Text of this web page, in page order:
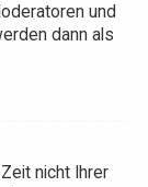
und
dann als
nicht Ihrer